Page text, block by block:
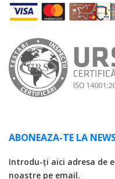
ABONEAZA-TE LA
Introdu-ți aici adresa de
noastre pe email.